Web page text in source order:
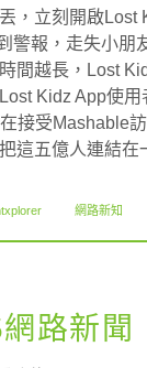
，立刻開啟Lost
警報，走失小朋
間越長，Lost
Kidz App使
接受Mashable
這五億人連結
網路新知
路新聞